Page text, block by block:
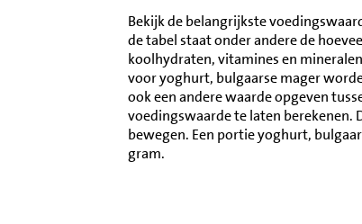
Bekijk de belangrijkste
de tabel staat onder andere de
koolhydraten, vitamines en
voor yoghurt, bulgaarse mager
ook een andere waarde opgeven
voedingswaarde te laten berekenen.
bewegen. Een portie yoghurt,
gram.